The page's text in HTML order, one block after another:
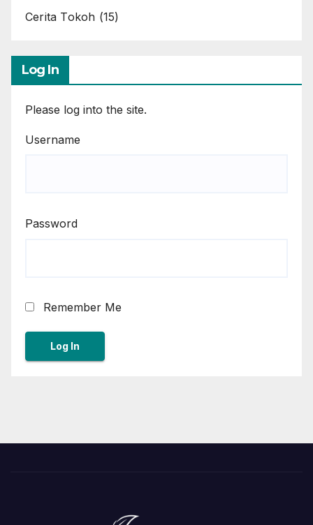
Cerita Tokoh (15)
Log In
Please log into the site.
Username
Password
Remember Me